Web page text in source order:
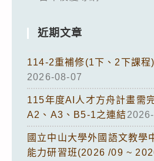
近期文章
114-2重補修(1下、2下課程
2026-08-07
115年度AI人才方舟計畫需
A2、A3、B5-1之連結
國立中山大學外國語文教學
能力研習班(2026 /09 ~